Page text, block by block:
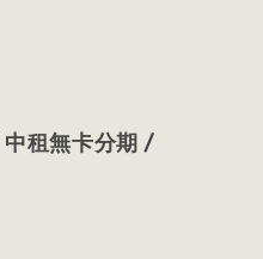
租無卡分期 /